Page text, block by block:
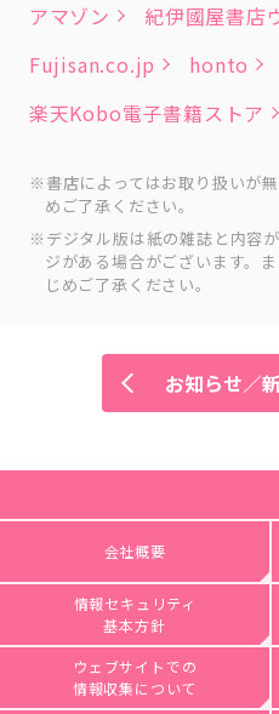
アマゾン
紀伊國屋書店
Fujisan.co.jp
honto
楽天Kobo電子書籍ストア
書店によってはお取り扱いが
めご了承ください。
デジタル版は紙の雑誌と内容
ジがある場合がございます。
じめご了承ください。
お知らせ／
会社概要
情報セキュリティ
基本方針
ウェブサイトでの
情報収集について